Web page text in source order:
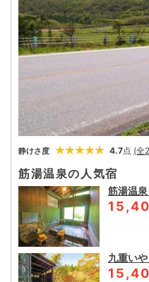
静けさ度 4.7点 (全
筋湯温泉の人気宿
筋湯温
九重い